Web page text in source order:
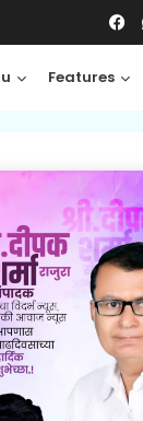
Features